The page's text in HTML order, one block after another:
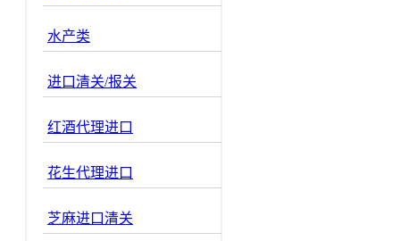
水产类
进口清关/报关
红酒代理进口
花生代理进口
芝麻进口清关